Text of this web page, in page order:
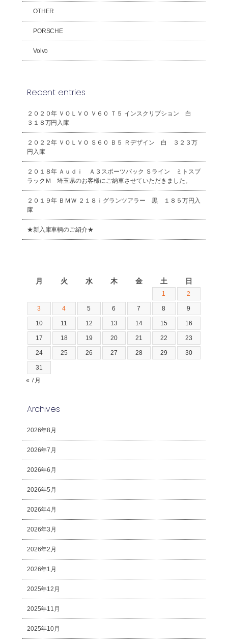
OTHER
PORSCHE
Volvo
Recent entries
２０２０年 ＶＯＬＶＯ Ｖ６０ Ｔ５ インスクリプション 白
３１８万円入庫
２０２２年 ＶＯＬＶＯ Ｓ６０ Ｂ５ Ｒデザイン 白 ３２３万
円入庫
２０１８年 Ａｕｄｉ Ａ３スポーツバック Ｓライン ミトスブ
ラックＭ 埼玉県のお客様にご納車させていただきました。
２０１９年 ＢＭＷ ２１８ｉグランツアラー 黒 １８５万円入
庫
★新入庫車輌のご紹介★
月 火 水 木 金 土 日
1 2
3 4 5 6 7 8 9
10 11 12 13 14 15 16
17 18 19 20 21 22 23
24 25 26 27 28 29 30
31
« 7月
Archives
2026年8月
2026年7月
2026年6月
2026年5月
2026年4月
2026年3月
2026年2月
2026年1月
2025年12月
2025年11月
2025年10月